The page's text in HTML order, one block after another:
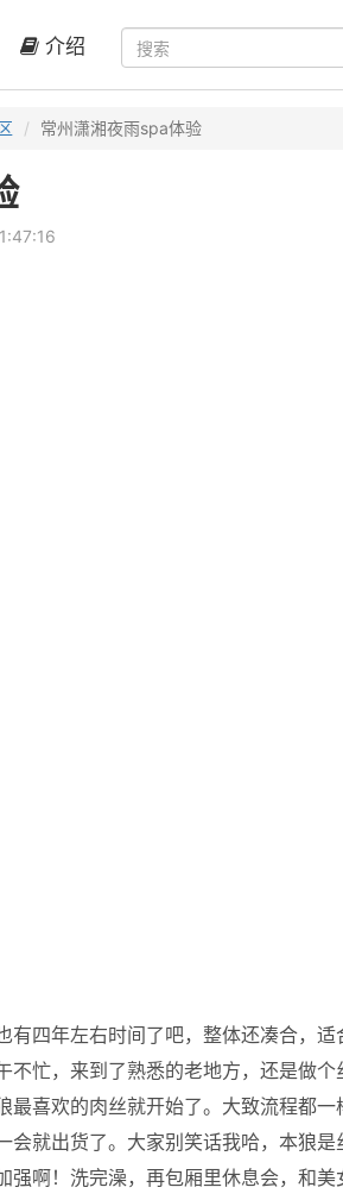
介绍
常州潇湘夜雨spa体验
有四年左右时间了吧，整体还凑合，
不忙，来到了熟悉的老地方，还是做
最喜欢的肉丝就开始了。大致流程都
会就出货了。大家别笑话我哈，本狼
强啊！洗完澡，再包厢里休息会，和